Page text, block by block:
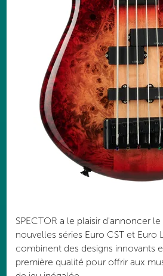
SPECTOR a le plaisir d'annoncer
nouvelles séries Euro CST et Euro
combinent des designs innovants
première qualité pour offrir aux